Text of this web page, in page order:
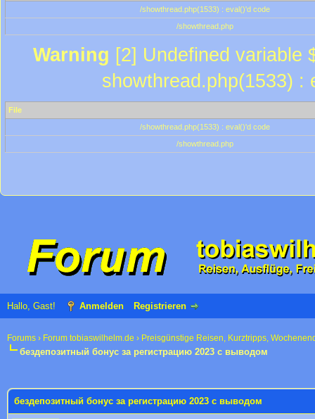
/showthread.php(1533) : eval()'d code
/showthread.php
Warning [2] Undefined variable
showthread.php(1533) :
File
/showthread.php(1533) : eval()'d code
/showthread.php
Hallo, Gast! Anmelden Registrieren
Forums › Forum tobiaswilhelm.de › Preisgünstige Reisen, Kurztripps,
бездепозитный бонус за регистрацию 2023 с выводом
бездепозитный бонус за регистрацию 2023 с выводом